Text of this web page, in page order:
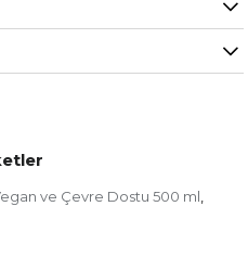
ve Çevre Dostu 500 ml